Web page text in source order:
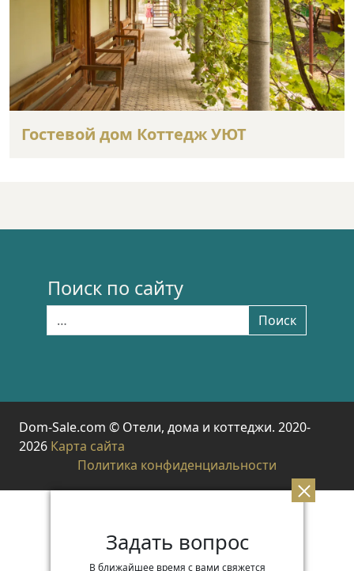
Гостевой дом Коттедж УЮТ
Поиск по сайту
Поиск
Dom-Sale.com © Отели, дома и коттеджи. 2020-
2026 Карта сайта
Политика конфиденциальности
Задать вопрос
В ближайшее время с вами свяжется